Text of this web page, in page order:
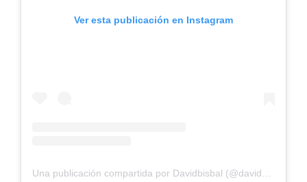
Ver esta publicación en Instagram